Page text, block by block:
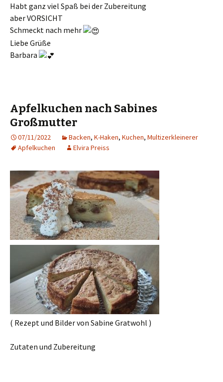
Habt ganz viel Spaß bei der Zubereitung
aber VORSICHT
Schmeckt nach mehr
Liebe Grüße
Barbara
Apfelkuchen nach Sabines
Großmutter
07/11/2022 Backen, K-Haken, Kuchen, Multizerkleinerer
Apfelkuchen
Elvira Preiss
( Rezept und Bilder von Sabine Gratwohl )
Zutaten und Zubereitung